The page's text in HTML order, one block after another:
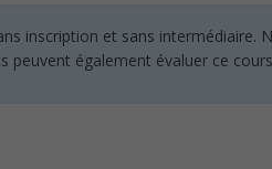
inscription et sans intermédiaire.
peuvent également évaluer ce